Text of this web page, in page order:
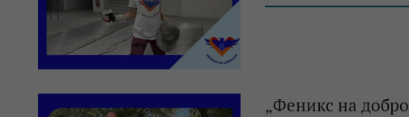
„Феникс на